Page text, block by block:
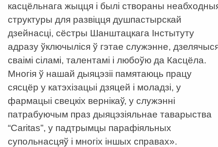
касцёльнага жыцця і былі створаны
структуры для развіцця душпастырскай
дзейнасці, сёстры Шанштацкага Інстытуту
адразу ўключыліся ў гэтае служэнне,
сваімі сіламі, талентамі і любоўю да Касцёла.
Многія ў нашай дыяцэзіі памятаюць працу
сясцёр у катэхізацыі дзяцей і моладзі, у
фармацыі свецкіх вернікаў, у служэнні
патрабуючым праз дыяцэзіяльнае таварыства
“Caritas”, у падтрымцы парафіяльных
супольнасцяў і многіх іншых справах».